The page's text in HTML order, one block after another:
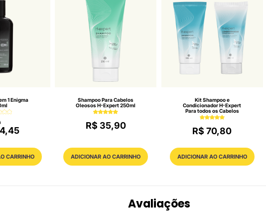
1 Enigma
CARRINHO
Shampoo Para Cabelos
Oleosos H-Expert 250ml
R$ 35,90
ADICIONAR AO CARRINHO
Kit Shampoo e
Condicionador H-Expert
Para todos os Cabelos
R$ 70,80
ADICIONAR AO CARRINHO
Avaliações